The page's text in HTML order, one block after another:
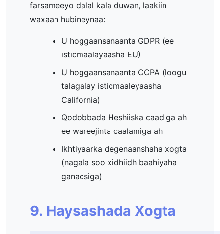
farsameeyo dalal kala duwan, laakiin
waxaan hubineynaa:
U hoggaansanaanta GDPR (ee
isticmaalayaasha EU)
U hoggaansanaanta CCPA (loogu
talagalay isticmaaleyaasha
California)
Qodobbada Heshiiska caadiga ah
ee wareejinta caalamiga ah
Ikhtiyaarka degenaanshaha xogta
(nagala soo xidhiidh baahiyaha
ganacsiga)
9. Haysashada Xogta